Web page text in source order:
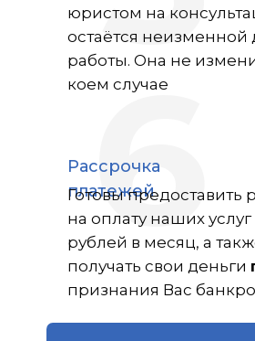
6
Рассрочка
платежей
юристом на
остаётся неизменной
работы. Она не
коем случае
Готовы предоставить
на оплату наших
рублей в месяц, а
получать свои деньги
признания Вас